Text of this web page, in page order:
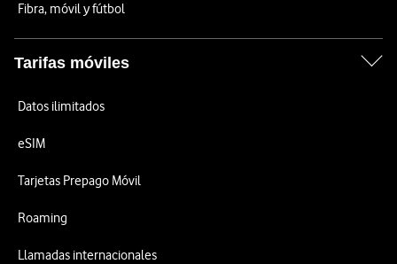
Fibra, móvil y fútbol
Tarifas móviles
Datos ilimitados
eSIM
Tarjetas Prepago Móvil
Roaming
Llamadas internacionales